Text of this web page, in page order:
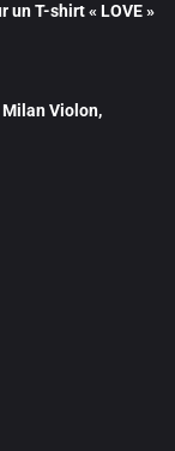
un T-shirt « LOVE »
Violon,